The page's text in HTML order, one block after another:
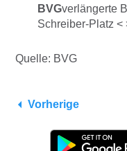
BVGverlängerte
Schreiber-Platz <
Quelle: BVG
Vorherige